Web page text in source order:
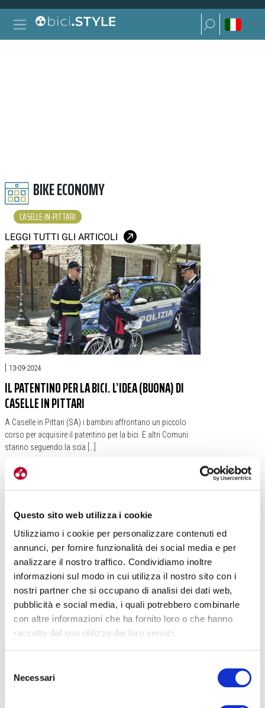
Questo sito web utilizza i cookie
Utilizziamo i cookie per personalizzare contenuti ed
annunci, per fornire funzionalità dei social media e per
analizzare il nostro traffico. Condividiamo inoltre
informazioni sul modo in cui utilizza il nostro sito con i
nostri partner che si occupano di analisi dei dati web,
pubblicità e social media, i quali potrebbero combinarle
con altre informazioni che ha fornito loro o che hanno
raccolto dal suo utilizzo dei loro servizi.
delNecessari
Vai al contenuto
Navigazione principale
Ricerca per:
Ricerca per:
BIKE ECONOMY
CASELLE-IN-PITTARI
LEGGI TUTTI GLI ARTICOLI
| 13-09-2024
IL PATENTINO PER LA BICI. L’IDEA (BUONA) DI
CASELLE IN PITTARI
A Caselle in Pittari (SA) i bambini affrontano un piccolo
corso per acquisire il patentino per la bici. E altri Comuni
stanno seguendo la scia […]
#CASELLE IN PITTARI
#ANNA CARIELLO
TUTTE LE CATEGORIE DEL MAGAZINE